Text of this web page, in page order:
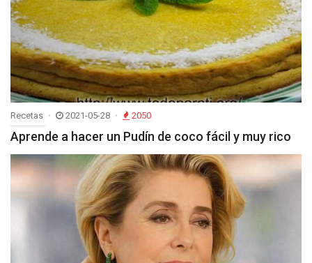
Recetas 2021-05-28 2050
Aprende a hacer un Pudín de coco fácil y muy rico